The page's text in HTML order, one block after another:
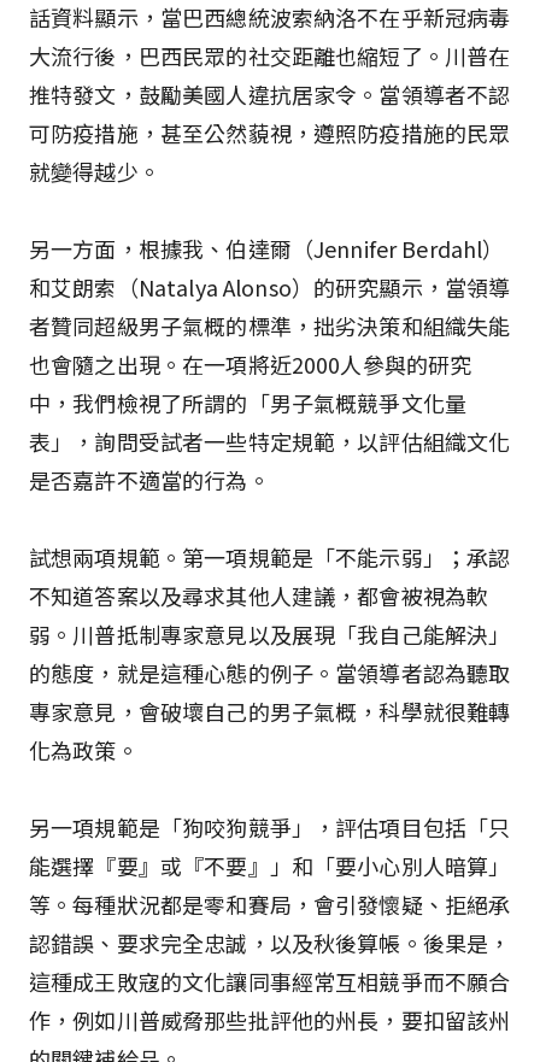
話資料顯示，當巴西總統波索納洛不在乎新冠病毒
大流行後，巴西民眾的社交距離也縮短了。川普在
推特發文，鼓勵美國人違抗居家令。當領導者不認
可防疫措施，甚至公然藐視，遵照防疫措施的民眾
就變得越少。
另一方面，根據我、伯達爾（Jennifer Berdahl）
和艾朗索（Natalya Alonso）的研究顯示，當領導
者贊同超級男子氣概的標準，拙劣決策和組織失能
也會隨之出現。在一項將近2000人參與的研究
中，我們檢視了所謂的「男子氣概競爭文化量
表」，詢問受試者一些特定規範，以評估組織文化
是否嘉許不適當的行為。
試想兩項規範。第一項規範是「不能示弱」；承認
不知道答案以及尋求其他人建議，都會被視為軟
弱。川普抵制專家意見以及展現「我自己能解決」
的態度，就是這種心態的例子。當領導者認為聽取
專家意見，會破壞自己的男子氣概，科學就很難轉
化為政策。
另一項規範是「狗咬狗競爭」，評估項目包括「只
能選擇『要』或『不要』」和「要小心別人暗算」
等。每種狀況都是零和賽局，會引發懷疑、拒絕承
認錯誤、要求完全忠誠，以及秋後算帳。後果是，
這種成王敗寇的文化讓同事經常互相競爭而不願合
作，例如川普威脅那些批評他的州長，要扣留該州